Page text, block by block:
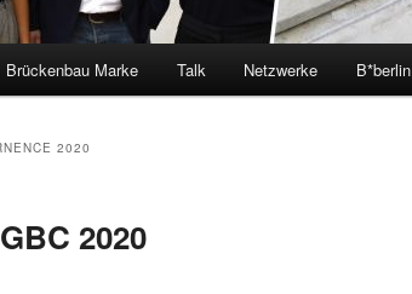
Brückenbau Marke Talk Netzwerke B*berlin
2020
2020